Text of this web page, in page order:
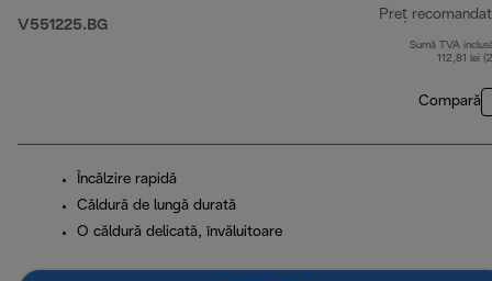
V551225.BG
Preț recomandat
Sumă TVA
112,81 lei
Compară
Încălzire rapidă
Căldură de lungă durată
O căldură delicată, învăluitoare